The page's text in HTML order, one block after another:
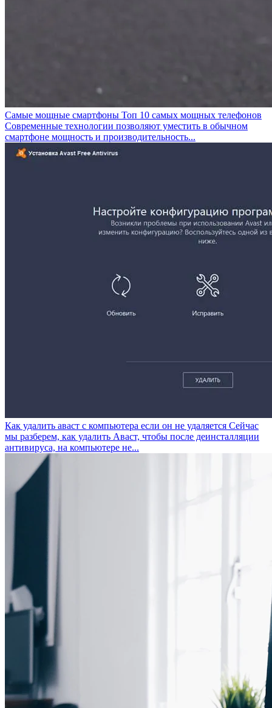
Самые мощные смартфоны Топ 10 самых мощных телефонов
Современные технологии позволяют уместить в обычном
смартфоне мощность и производительность...
Как удалить аваст с компьютера если он не удаляется Сейчас
мы разберем, как удалить Аваст, чтобы после деинсталляции
антивируса, на компьютере не...